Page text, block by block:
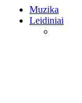
Muzika
Leidiniai